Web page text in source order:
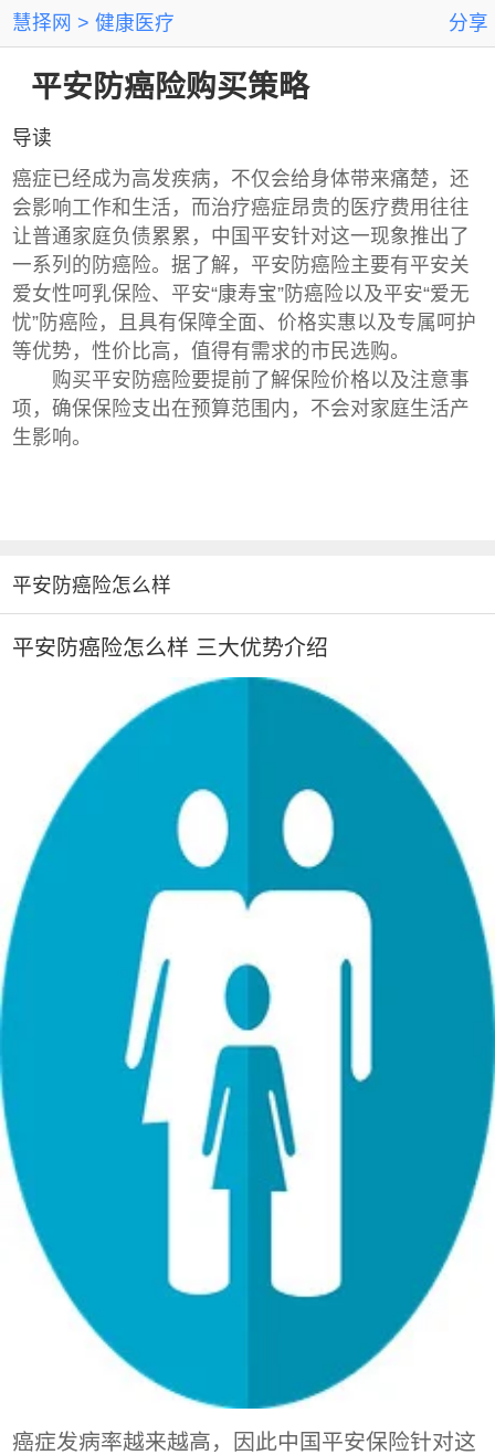
慧择网 健康医疗 分享
平安防癌险购买策略
导读
癌症已经成为高发疾病，不仅会给身体带来痛楚，还
会影响工作和生活，而治疗癌症昂贵的医疗费用往往
让普通家庭负债累累，中国平安针对这一现象推出了
一系列的防癌险。据了解，平安防癌险主要有平安关
爱女性呵乳保险、平安“康寿宝”防癌险以及平安“爱无
忧”防癌险，且具有保障全面、价格实惠以及专属呵护
等优势，性价比高，值得有需求的市民选购。
购买平安防癌险要提前了解保险价格以及注意事
项，确保保险支出在预算范围内，不会对家庭生活产
生影响。
平安防癌险怎么样
平安防癌险怎么样 三大优势介绍
癌症发病率越来越高，因此中国平安保险针对这